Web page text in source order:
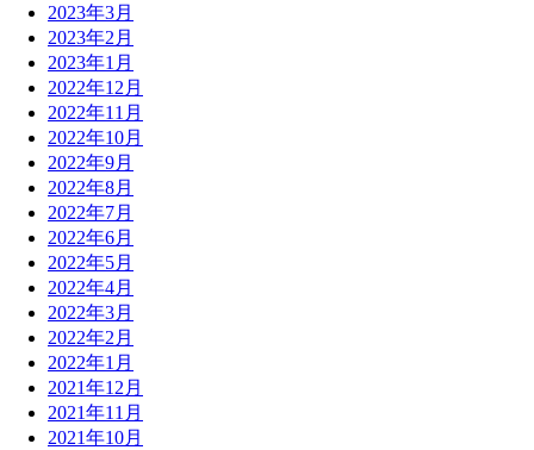
2023年3月
2023年2月
2023年1月
2022年12月
2022年11月
2022年10月
2022年9月
2022年8月
2022年7月
2022年6月
2022年5月
2022年4月
2022年3月
2022年2月
2022年1月
2021年12月
2021年11月
2021年10月